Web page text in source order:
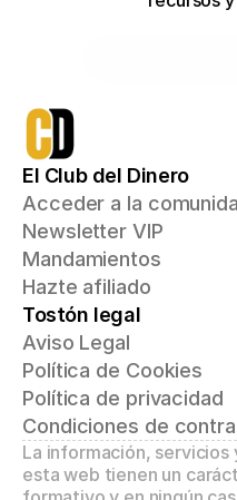
El Club del Dinero
Acceder a la
Newsletter VIP
Mandamientos
Hazte afiliado
Tostón legal
Aviso Legal
Política de Cookies
Política de privacidad
Condiciones de
La información,
esta web tienen un